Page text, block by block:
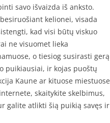
savo išvaizda iš anksto.
kelionei, visada
kad visi būtų viskuo
ne visuomet lieka
o tiesiog susirasti gerą
puikiausiai, ir kojas puoštų
Kaune ar kituose miestuose
skaitykite skelbimus,
galite atlikti šią puikią savęs ir